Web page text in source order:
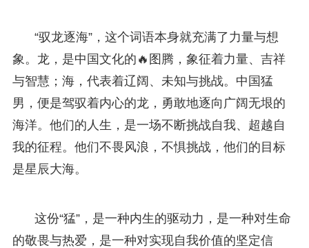
“驭龙逐海”，这个词语本身就充满了力量与想
象。龙，是中国文化的🔥图腾，象征着力量、吉祥
与智慧；海，代表着辽阔、未知与挑战。中国猛
男，便是驾驭着内心的龙，勇敢地逐向广阔无垠的
海洋。他们的人生，是一场不断挑战自我、超越自
我的征程。他们不畏风浪，不惧挑战，他们的目标
是星辰大海。
这份“猛”，是一种内生的驱动力，是一种对生命
的敬畏与热爱，是一种对实现自我价值的坚定信